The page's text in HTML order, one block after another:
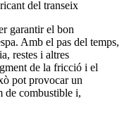
del transeix
garantir el bon
Amb el pas del temps,
restes i altres
de la fricció i el
pot provocar un
de combustible i,